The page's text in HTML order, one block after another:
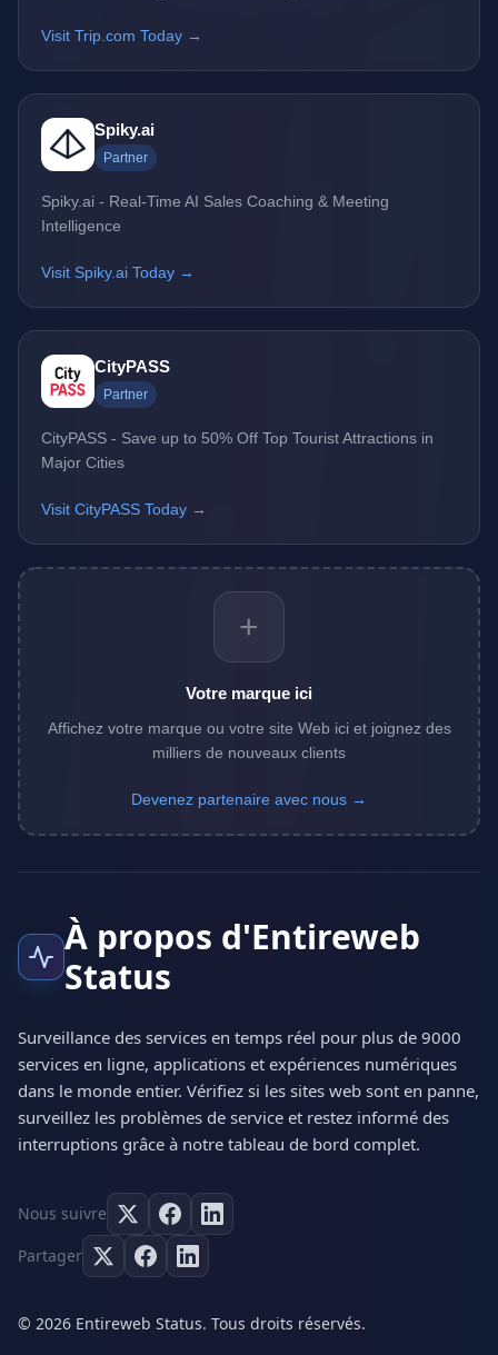
Visit Trip.com Today →
Spiky.ai
Partner
Spiky.ai - Real-Time AI Sales Coaching & Meeting
Intelligence
Visit Spiky.ai Today →
CityPASS
Partner
CityPASS - Save up to 50% Off Top Tourist Attractions in
Major Cities
Visit CityPASS Today →
+
Votre marque ici
Affichez votre marque ou votre site Web ici et joignez des
milliers de nouveaux clients
Devenez partenaire avec nous →
À propos d'Entireweb
Status
Surveillance des services en temps réel pour plus de 9000
services en ligne, applications et expériences numériques
dans le monde entier. Vérifiez si les sites web sont en panne,
surveillez les problèmes de service et restez informé des
interruptions grâce à notre tableau de bord complet.
Nous suivre
Partager
© 2026 Entireweb Status. Tous droits réservés.